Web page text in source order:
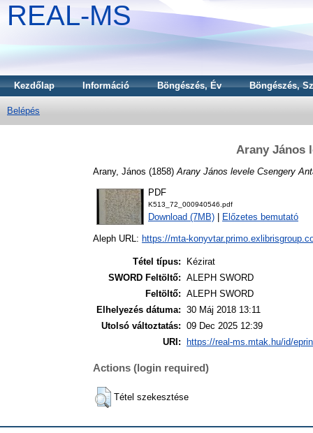
REAL-MS
Kezdőlap Információ Böngészés, Év Böngészés,
Belépés
Arany János
Arany, János (1858) Arany János levele Csengery
PDF
K513_72_000940546.pdf
Download (7MB) Előzetes bemutató
Aleph URL: https://mta-
Tétel típus:
Kézirat
SWORD Feltöltő: ALEPH SWORD
Feltöltő: ALEPH SWORD
Elhelyezés dátuma: 30 Máj 2018 13:11
Utolsó változtatás: 09 Dec 2025 12:39
URI:
https://real-ms.mtak.hu/id/
Actions (login required)
Tétel szekesztése